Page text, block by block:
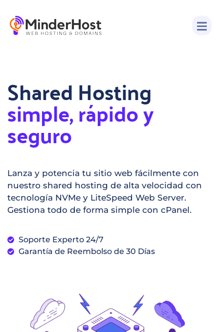
Shared Hosting
simple, rápido y
seguro
Lanza y potencia tu sitio web fácilmente con
nuestro shared hosting de alta velocidad con
tecnología NVMe y LiteSpeed ​​Web Server.
Gestiona todo de forma simple con cPanel.
Soporte Experto 24/7
Garantía de Reembolso de 30 Días